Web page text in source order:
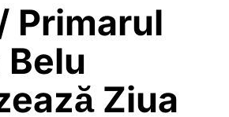
Primarul
Belu
Ziua